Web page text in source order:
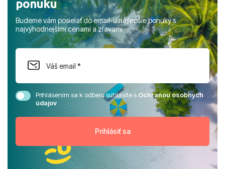
ponuku
Budeme vám posielať do email-u najlepšie ponuky s
najvýhodnejšími cenami a zľavami
Prihlásením sa k odberu súhlasíte sOchranou osobných
údajov